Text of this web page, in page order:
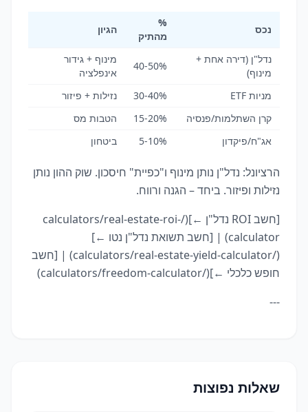
נכס
%
מהתיק
הגיון
נדל"ן (דירה אחת +
מינוף)
40-50%
מינוף + גידור
אינפלציה
מניות ETF
30-40%
נזילות + פיזור
קרן השתלמות/פנסיה
15-20%
הטבות מס
אג"ח/פיקדון
5-10% ביטחון
הרציונל: נדל"ן נותן מינוף ו"כפיית" חיסכון. שוק ההון נותן
נזילות ופיזור. ביחד – הגנה ורווח.
[חשב ROI נדל"ן ←](/calculators/real-estate-roi-
calculator) | [חשב תשואת נדל"ן נטו ←]
(/calculators/real-estate-yield-calculator) | [חשב
חופש כלכלי ←](/calculators/freedom-calculator)
---
שאלות נפוצות